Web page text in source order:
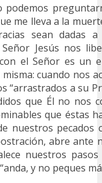
me lleva a la
sean dadas
Jesús nos
el Señor es un
cuando nos
“arrastrados a su
que Él no nos
que éstas
nuestros pecados
abre ante
nuestros
y no peques